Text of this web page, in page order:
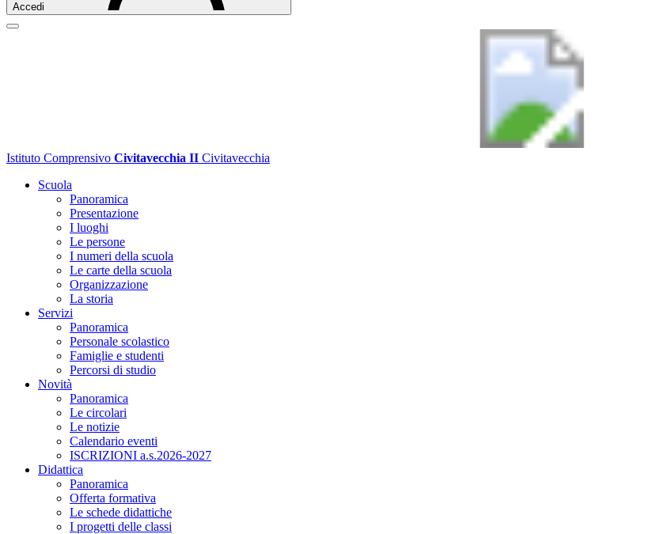
Accedi
Istituto Comprensivo Civitavecchia II Civitavecchia
Scuola
Panoramica
Presentazione
I luoghi
Le persone
I numeri della scuola
Le carte della scuola
Organizzazione
La storia
Servizi
Panoramica
Personale scolastico
Famiglie e studenti
Percorsi di studio
Novità
Panoramica
Le circolari
Le notizie
Calendario eventi
ISCRIZIONI a.s.2026-2027
Didattica
Panoramica
Offerta formativa
Le schede didattiche
I progetti delle classi